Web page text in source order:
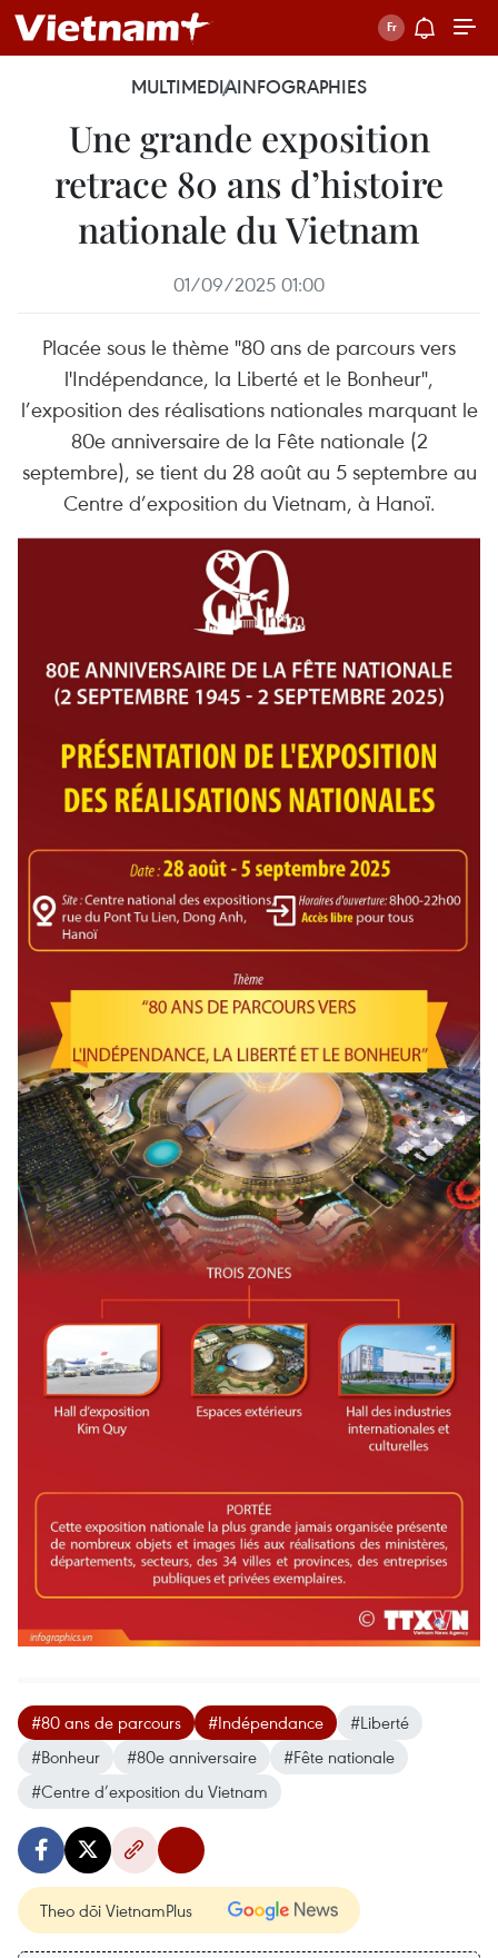
MULTIMEDIAINFOGRAPHIES
Une grande exposition
retrace 80 ans d’histoire
nationale du Vietnam
01/09/2025 01:00
Placée sous le thème "80 ans de parcours vers
l'Indépendance, la Liberté et le Bonheur",
l’exposition des réalisations nationales marquant le
80e anniversaire de la Fête nationale (2
septembre), se tient du 28 août au 5 septembre au
Centre d’exposition du Vietnam, à Hanoï.
#80 ans de parcours #Indépendance
#Liberté
#Bonheur
#80e anniversaire
#Fête nationale
#Centre d’exposition du Vietnam
Theo dõi VietnamPlus